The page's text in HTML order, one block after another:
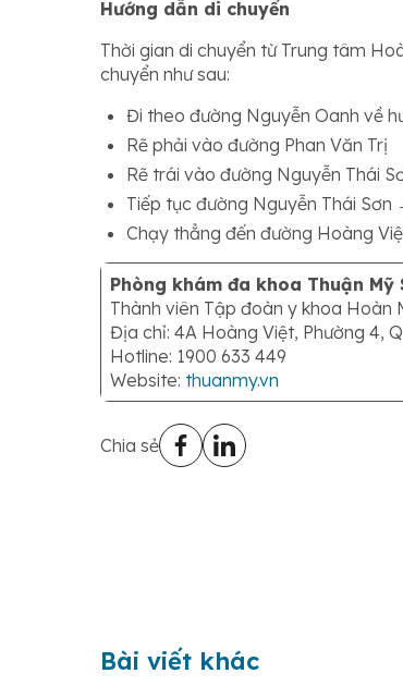
Hướng dẫn di chuyển
Thời gian di chuyển từ Trung tâm
chuyển như sau:
Đi theo đường Nguyễn Oanh về
Rẽ phải vào đường Phan Văn Trị
Rẽ trái vào đường Nguyễn Thái
Tiếp tục đường Nguyễn Thái
Chạy thẳng đến đường Hoàng
Phòng khám đa khoa Thuận Mỹ
Thành viên Tập đoàn y khoa Hoàn
Địa chỉ: 4A Hoàng Việt, Phường 4,
Hotline: 1900 633 449
Website: thuanmy.vn
Chia sẻ
Bài viết khác